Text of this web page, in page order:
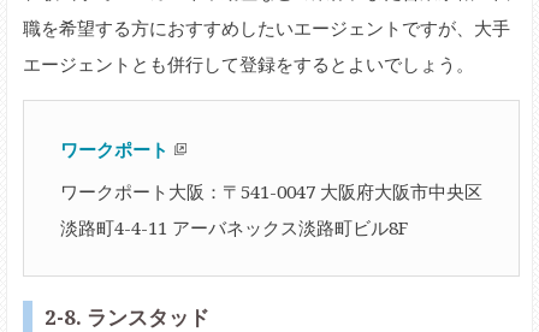
職を希望する方におすすめしたいエージェントですが、大手
エージェントとも併行して登録をするとよいでしょう。
ワークポート
ワークポート大阪：〒541-0047 大阪府大阪市中央区
淡路町4-4-11 アーバネックス淡路町ビル8F
2-8. ランスタッド